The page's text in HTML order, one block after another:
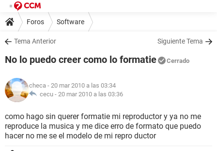
Foros Software
Tema Anterior Siguiente Tema
No lo puedo creer como lo formatie Cerrado
checa - 20 mar 2010 a las 03:34
cecu - 20 mar 2010 a las 03:36
como hago sin querer formatie mi reproductor y ya no me
reproduce la musica y me dice erro de formato que puedo
hacer no me se el modelo de mi repro ductor